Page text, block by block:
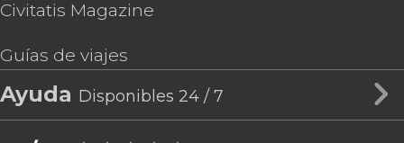
Civitatis Magazine
Guías de viajes
Ayuda Disponibles 24 / 7